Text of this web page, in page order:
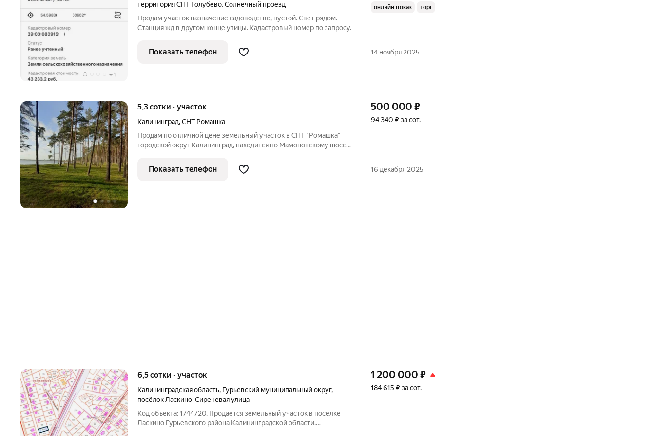
+ 1
территория СНТ Голубево,Солнечный проезд
Продам участок назначение садоводство, пустой. Свет рядом.
Станция жд в другом конце улицы. Кадастровый номер по запросу.
онлайн показ торг
Показать телефон 14 ноября 2025
5,3 сотки · участок
Калининград,СНТ Ромашка
Продам по отличной цене земельный участок в СНТ "Ромашка"
городской округ Калининград, находится по Мамоновскому шоссе,
сосновый бор, озеро и пляжи. В пос.Прибрежный есть вся
инфраструктура:
500 000 ₽
94 340 ₽ за сот.
Показать телефон 16 декабря 2025
6,5 сотки · участок
Калининградская область, Гурьевский муниципальный округ,
посёлок Ласкино,Сиреневая улица
Код объекта: 1744720. Продаётся земельный участок в посёлке
Ласкино Гурьевского района Калининградской области.
1 200 000 ₽
184 615 ₽ за сот.